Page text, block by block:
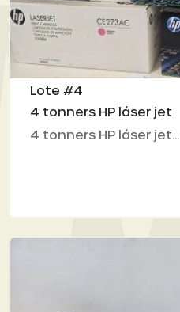
Lote #4
4 tonners HP láser jet
4 tonners HP láser jet...